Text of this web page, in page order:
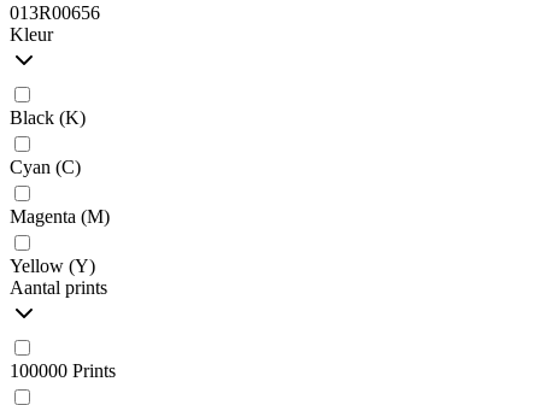
013R00656
Kleur
Black (K)
Cyan (C)
Magenta (M)
Yellow (Y)
Aantal prints
100000 Prints